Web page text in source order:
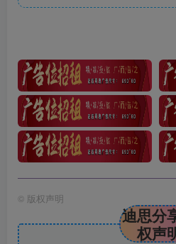
© 版权声明
迪思分
权声